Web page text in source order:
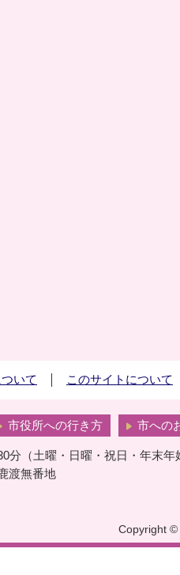
いて このサイトについて
市役所への行き方 市への
（土曜・日曜・祝日・年末年
渡無番地
Copyright ©